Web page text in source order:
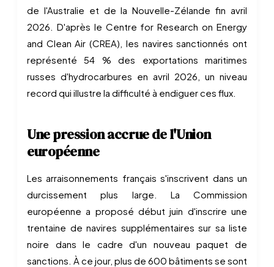
de l'Australie et de la Nouvelle-Zélande fin avril
2026. D'après le Centre for Research on Energy
and Clean Air (CREA), les navires sanctionnés ont
représenté 54 % des exportations maritimes
russes d'hydrocarbures en avril 2026, un niveau
record qui illustre la difficulté à endiguer ces flux.
Une pression accrue de l'Union
européenne
Les arraisonnements français s'inscrivent dans un
durcissement plus large. La Commission
européenne a proposé début juin d'inscrire une
trentaine de navires supplémentaires sur sa liste
noire dans le cadre d'un nouveau paquet de
sanctions. À ce jour, plus de 600 bâtiments se sont